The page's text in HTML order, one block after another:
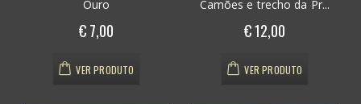
Ouro
€ 7,00
VER PRODUTO
Camões e trecho da Pr...
€ 12,00
VER PRODUTO